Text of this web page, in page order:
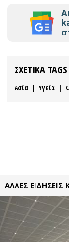
ΣΧΕΤΙΚΑ TAGS
Ασία |Υγεία |
ΑΛΛΕΣ ΕΙΔΗΣΕΙΣ